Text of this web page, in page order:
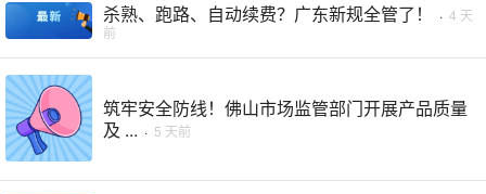
杀熟、跑路、自动续费？广东新规全管了！ · 4 天
前
筑牢安全防线！佛山市场监管部门开展产品质量
及 ... · 5 天前